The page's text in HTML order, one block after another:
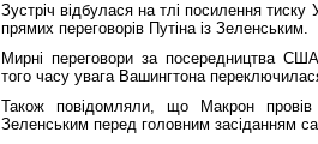
Зустріч відбулася на тлі посилення
прямих переговорів Путіна із Зеленським.
Мирні переговори за посередництва
того часу увага Вашингтона
Також повідомляли, що Макрон
Зеленським перед головним засіданням